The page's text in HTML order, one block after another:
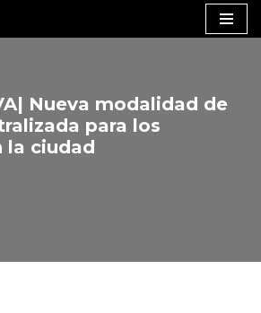
Nueva modalidad de
para los
la ciudad